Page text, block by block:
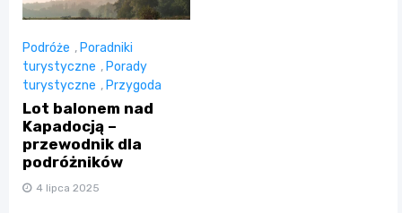
Podróże , Poradniki
turystyczne , Porady
turystyczne ,Przygoda
Lot balonem nad
Kapadocją –
przewodnik dla
podróżników
4 lipca 2025